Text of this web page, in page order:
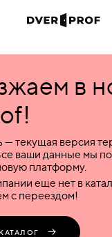
в
текущая версия
ваши данные мы
платформу.
еще нет в
с переездом!